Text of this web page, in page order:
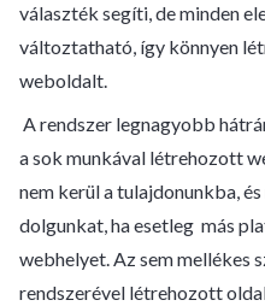
választék segíti, de minden
változtatható, így könnyen
weboldalt.
A rendszer legnagyobb
a sok munkával létrehozott
nem kerül a tulajdonunkba,
dolgunkat, ha esetleg más
webhelyet. Az sem mellékes
rendszerével létrehozott